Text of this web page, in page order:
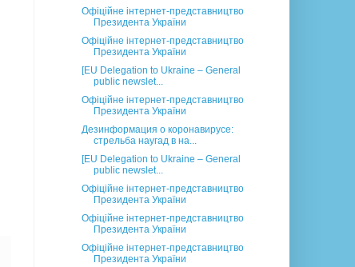
Офіційне інтернет-представництво
Президента України
Офіційне інтернет-представництво
Президента України
[EU Delegation to Ukraine – General
public newslet...
Офіційне інтернет-представництво
Президента України
Дезинформация о коронавирусе:
стрельба наугад в на...
[EU Delegation to Ukraine – General
public newslet...
Офіційне інтернет-представництво
Президента України
Офіційне інтернет-представництво
Президента України
Офіційне інтернет-представництво
Президента України